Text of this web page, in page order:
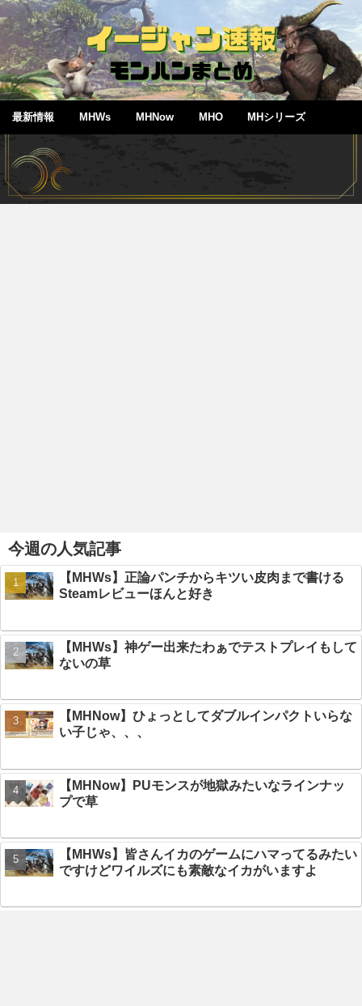
最新情報 MHWs MHNow MHO MHシリーズ
今週の人気記事
【MHWs】正論パンチからキツい皮肉まで書ける
Steamレビューほんと好き
【MHWs】神ゲー出来たわぁでテストプレイもして
ないの草
【MHNow】ひょっとしてダブルインパクトいらな
い子じゃ、、、
【MHNow】PUモンスが地獄みたいなラインナッ
プで草
【MHWs】皆さんイカのゲームにハマってるみたい
ですけどワイルズにも素敵なイカがいますよ